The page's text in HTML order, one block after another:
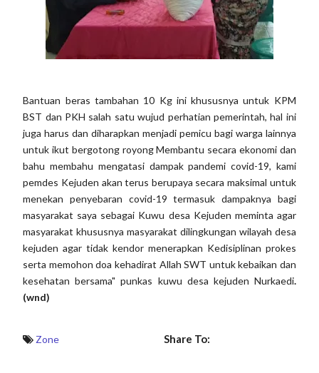
Bantuan beras tambahan 10 Kg ini khususnya untuk KPM
BST dan PKH salah satu wujud perhatian pemerintah, hal ini
juga harus dan diharapkan menjadi pemicu bagi warga lainnya
untuk ikut bergotong royong Membantu secara ekonomi dan
bahu membahu mengatasi dampak pandemi covid-19, kami
pemdes Kejuden akan terus berupaya secara maksimal untuk
menekan penyebaran covid-19 termasuk dampaknya bagi
masyarakat saya sebagai Kuwu desa Kejuden meminta agar
masyarakat khususnya masyarakat dilingkungan wilayah desa
kejuden agar tidak kendor menerapkan Kedisiplinan prokes
serta memohon doa kehadirat Allah SWT untuk kebaikan dan
kesehatan bersama" punkas kuwu desa kejuden Nurkaedi.
(wnd)
Zone Share To: